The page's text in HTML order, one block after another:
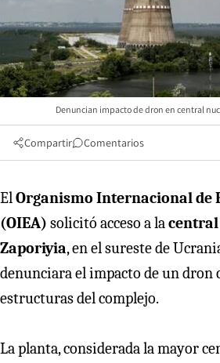
Denuncian impacto de dron en central
Compartir Comentarios
ElOrganismo Internacional de
(OIEA) solicitó acceso a la
Zaporiyia, en el sureste de
denunciara el impacto de un dron
estructuras del complejo.
La planta, considerada la mayor